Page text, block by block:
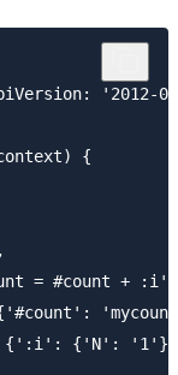
'2012-
{
= #count + :i',
{'N': '1'}}